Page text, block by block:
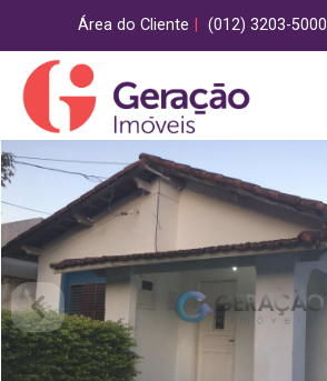
Área do Cliente (012) 3203-5000